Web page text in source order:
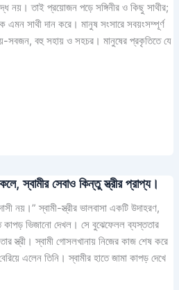
নয়। তাই প্রয়োজন পড়ে সঙ্গিনীর ও কিছু সাথীর;
এমন সাথী দান করে। মানুষ সংসারে সবয়ংসম্পূর্ণ
সবজন, বহু সহায় ও সহচর। মানুষের প্রকৃতিতে যে
স্বামীর সেবাও কিন্তু স্ত্রীর প্রাপ্য।
নয়।” স্বামী-স্ত্রীর ভালবাসা একটি উদাহরণ,
কাপড় ভিজানো দেখল। সে বুঝেফেলল ব্যস্ততার
স্ত্রী। স্বামী গোসলখানায় নিজের কাজ শেষ করে
এলেন তিনি। স্বামীর হাতে জামা কাপড় দেখে